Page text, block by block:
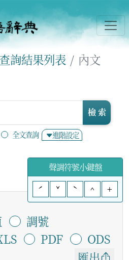
查詢結果列表 內文
全文查詢 進階設定
檢 索
聲調符號小鍵盤
ˊ
ˇ ˋ ^ +
調號
PDF
ODS